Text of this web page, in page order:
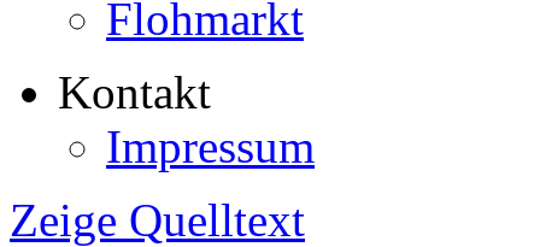
Flohmarkt
Kontakt
Impressum
Zeige Quelltext